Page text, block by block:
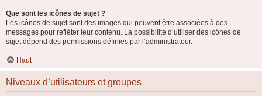
Que sont les icônes de sujet ?
Les icônes de sujet sont des images qui peuvent être associées à des
messages pour refléter leur contenu. La possibilité d’utiliser des icônes de
sujet dépend des permissions définies par l’administrateur.
Haut
Niveaux d’utilisateurs et groupes